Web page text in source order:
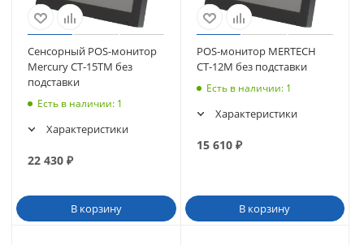
Сенсорный POS-монитор
Mercury CT-15ТM без
подставки
Есть в наличии: 1
Характеристики
22 430 ₽
В корзину
POS-монитор MERTECH
CT-12M без подставки
Есть в наличии: 1
Характеристики
15 610₽
В корзину